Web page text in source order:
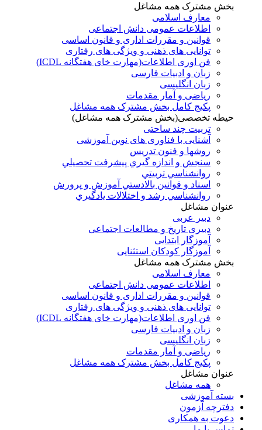
بخش مشترک همه مشاغل
معارف اسلامی
اطلاعات عمومی دانش اجتماعی
قوانین و مقررات اداری و قانون اساسی
توانایی های ذهنی و ویژگی های رفتاری
فن اوری اطلاعات(مهارت خای هفتگانه ICDL)
زبان و ادبیات فارسی
زبان انگلیسی
ریاضی و آمار مقدمات
پکیج کامل بخش مشترک همه مشاغل
حیطه تخصصی(بخش مشترک همه مشاغل)
تربیت چند ساحتی
آشنایی با فناوری های نوین آموزشی
روشها و فنون تدريس
سنجش و اندازه گيري پيشرفت تحصيلي
روانشناسي تربيتي
اسناد و قوانين بالادستي آموزش و پرورش
روانشناسي رشد و اختلالات يادگيري
عنوان مشاغل
دبير عربی
دبیری تاریخ و مطالعات اجتماعی
آموزگار ابتدایی
آموزگار کودکان استثنایی
بخش مشترک همه مشاغل
معارف اسلامی
اطلاعات عمومی دانش اجتماعی
قوانین و مقررات اداری و قانون اساسی
توانایی های ذهنی و ویژگی های رفتاری
فن اوری اطلاعات(مهارت خای هفتگانه ICDL)
زبان و ادبیات فارسی
زبان انگلیسی
ریاضی و آمار مقدمات
پکیج کامل بخش مشترک همه مشاغل
عنوان مشاغل
همه مشاغل
بسته آموزشی
دفترچه آزمون
دعوت به همکاری